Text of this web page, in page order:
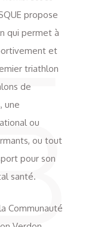
propose
qui permet à
et
triathlon
de
une
ou
ou tout
pour son
santé.
Communauté